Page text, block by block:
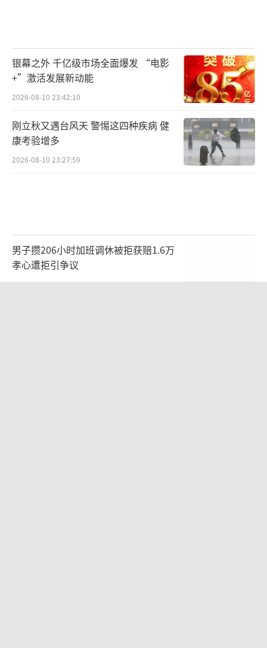
银幕之外 千亿级市场全面爆发 “电影
+”激活发展新动能
2026-08-10 23:42:10
刚立秋又遇台风天 警惕这四种疾病 健
康考验增多
2026-08-10 23:27:59
男子攒206小时加班调休被拒获赔1.6万
孝心遭拒引争议
2026-08-10 18:21:41